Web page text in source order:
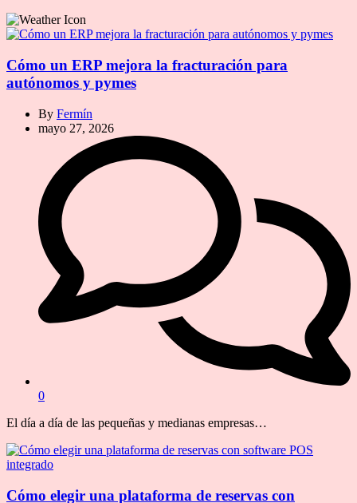
Cómo un ERP mejora la fracturación para
autónomos y pymes
By Fermín
mayo 27, 2026
0
El día a día de las pequeñas y medianas empresas…
Cómo elegir una plataforma de reservas con